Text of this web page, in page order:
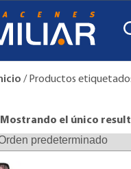
/ Productos
Mostrando el único